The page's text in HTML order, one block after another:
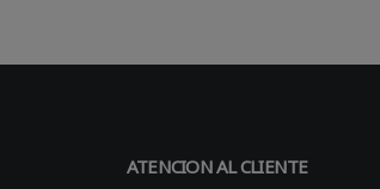
ATENCION AL CLIENTE